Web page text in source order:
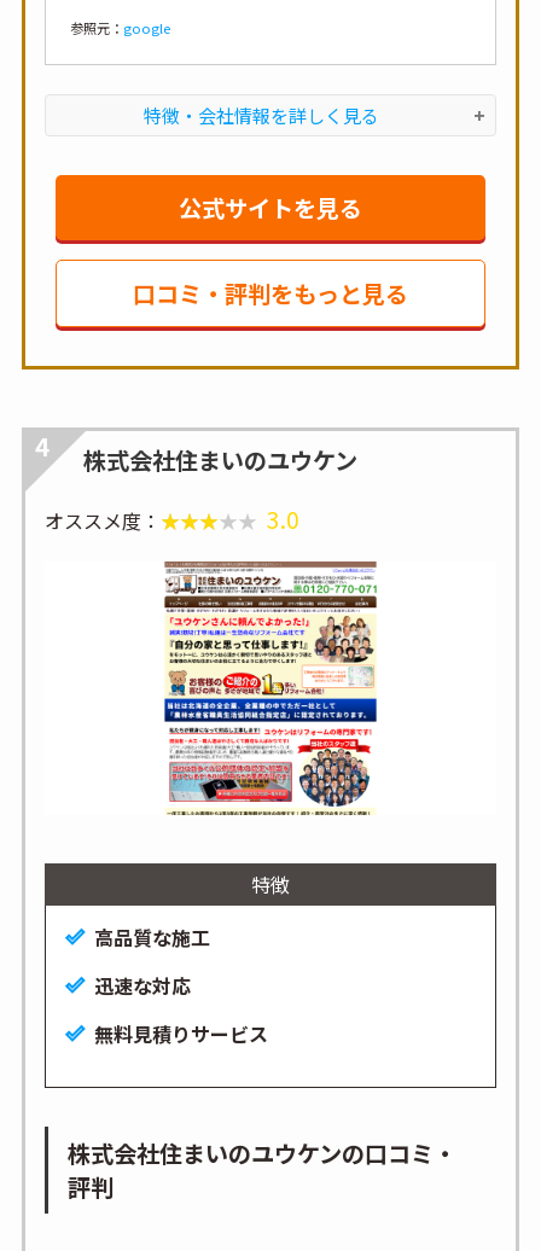
参照元： google
特徴・会社情報を詳しく見る
公式サイトを見る
口コミ・評判をもっと見る
4 株式会社住まいのユウケン
オススメ度： 3.0
特徴
高品質な施工
迅速な対応
無料見積りサービス
株式会社住まいのユウケンの口コミ・
評判